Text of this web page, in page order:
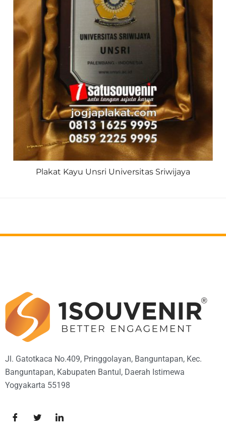
Plakat Kayu Unsri Universitas Sriwijaya
Jl. Gatotkaca No.409, Pringgolayan, Banguntapan, Kec.
Banguntapan, Kabupaten Bantul, Daerah Istimewa
Yogyakarta 55198